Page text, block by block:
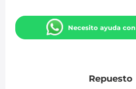
Necesito ayuda
Repuesto